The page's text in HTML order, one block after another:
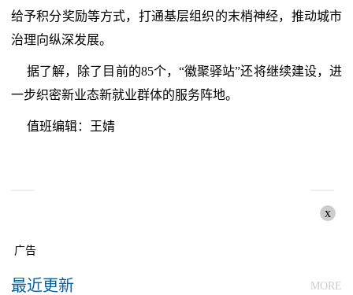
给予积分奖励等方式，打通基层组织的末梢神经，推动城市
治理向纵深发展。
据了解，除了目前的85个，“徽聚驿站”还将继续建设，进
一步织密新业态新就业群体的服务阵地。
值班编辑：王婧
x
广告
最近更新 MORE